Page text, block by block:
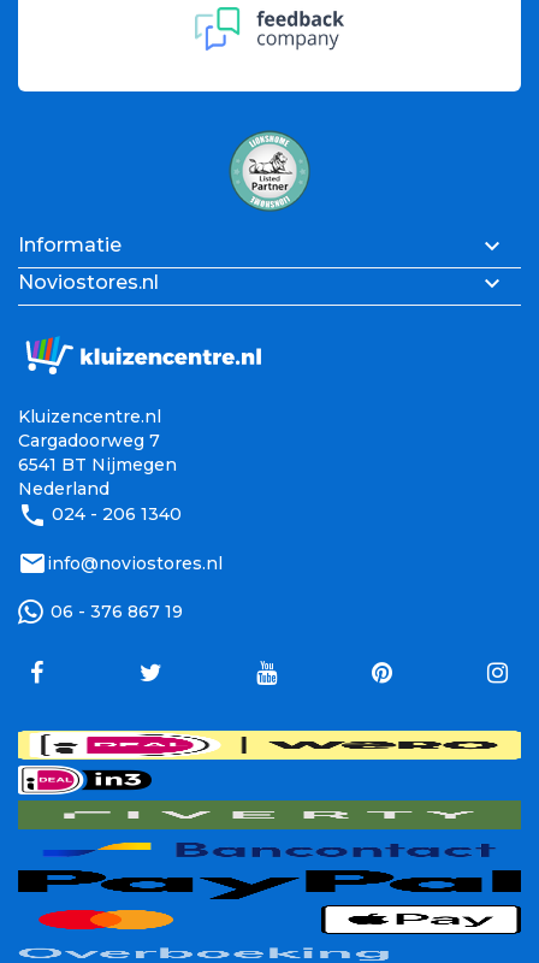
Informatie 
Noviostores.nl 
Kluizencentre.nl
Cargadoorweg 7
6541 BT Nijmegen
Nederland
phone 024 - 206 1340
mailinfo@noviostores.nl
06 - 376 867 19